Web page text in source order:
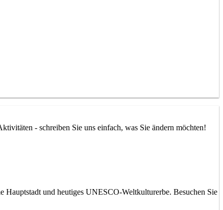
- schreiben Sie uns einfach, was Sie ändern möchten!
Hauptstadt und heutiges UNESCO-Weltkulturerbe. Besuchen Sie